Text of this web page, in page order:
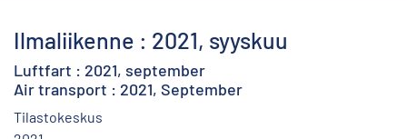
Ilmaliikenne : 2021, syyskuu
Luftfart : 2021, september
Air transport : 2021, September
Tilastokeskus